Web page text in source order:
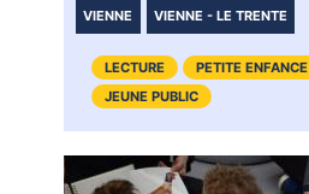
VIENNE VIENNE - LE TRENTE
LECTURE
PETITE ENFANCE
JEUNE PUBLIC